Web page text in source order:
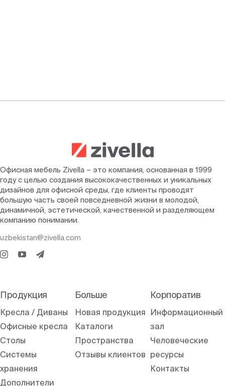
Офисная мебель Zivella – это компания, основанная в 1999
году с целью создания высококачественных и уникальных
дизайнов для офисной среды, где клиенты проводят
большую часть своей повседневной жизни в молодой,
динамичной, эстетической, качественной и разделяющем
компанию понимании.
uzbekistan@zivella.com
Продукция
Кресла / Диваны
Офисные кресла
Столы
Системы
хранения
Дополнители
Больше
Новая продукция
Каталоги
Пространства
Отзывы клиентов
Корпоратив
Информационный
зал
Человеческие
ресурсы
Контакты